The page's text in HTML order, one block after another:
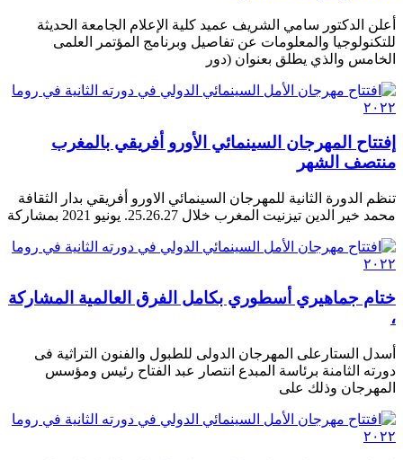
أعلن الدكتور سامي الشريف عميد كلية الإعلام الجامعة الحديثة
للتكنولوجيا والمعلومات عن تفاصيل وبرنامج المؤتمر العلمى
الخامس والذي يطلق بعنوان (دور
إفتتاح المهرجان السينمائي الأورو أفريقي بالمغرب
منتصف الشهر
تنظم الدورة الثانية للمهرجان السينمائي الاورو أفريقي بدار الثقافة
محمد خير الدين تيزنيت المغرب خلال 25.26.27. يونيو 2021 بمشاركة
ختام جماهيري أسطوري بكامل الفرق العالمية المشاركة
،
أسدل الستارعلى المهرجان الدولى للطبول والفنون التراثية فى
دورته الثامنة برئاسة المبدع انتصار عبد الفتاح رئيس ومؤسس
المهرجان وذلك على